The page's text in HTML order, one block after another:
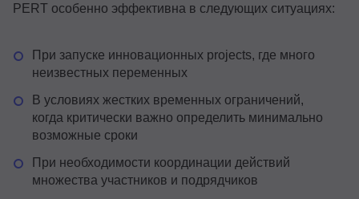
PERT особенно эффективна в следующих ситуациях:
При запуске инновационных projects, где много
неизвестных переменных
В условиях жестких временных ограничений,
когда критически важно определить минимально
возможные сроки
При необходимости координации действий
множества участников и подрядчиков